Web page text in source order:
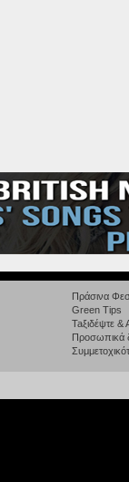
Πράσινα
Green Tips
Taξιδέψτε
Προσωπικά